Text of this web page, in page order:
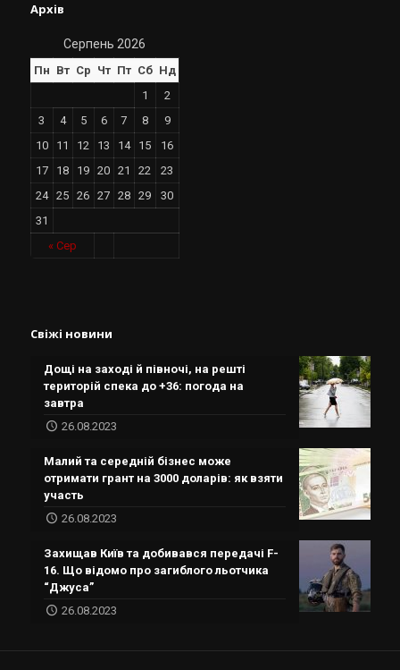
Архів
Серпень 2026
Пн Вт Ср Чт Пт Сб Нд
« Сер
1
2
3
4 5 6 7 8
9
10
11 12 13 14 15
16
17
18 19 20 21 22
23
24
25 26 27 28 29
30
31
Свіжі новини
Дощі на заході й півночі, на решті
територій спека до +36: погода на
завтра
26.08.2023
Малий та середній бізнес може
отримати грант на 3000 доларів: як взяти
участь
26.08.2023
Захищав Київ та добивався передачі F-
16. Що відомо про загиблого льотчика
“Джуса”
26.08.2023